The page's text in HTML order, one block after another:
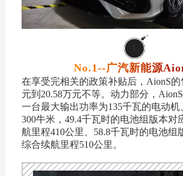
No.1--广汽新能源
在享受完相关的政策补贴后，AionS的
元到20.58万元不等。动力部分，
一台最大输出功率为135千瓦的电动机
300牛米，49.4千瓦时的电池组版本对
航里程410公里、58.8千瓦时的电池组
综合续航里程510公里。